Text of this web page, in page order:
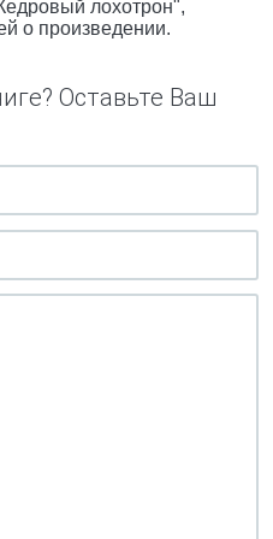
лохотрон",
о произведении.
Оставьте Ваш